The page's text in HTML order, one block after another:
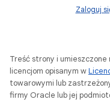
Zaloguj
Treść strony i
licencjom opisanym w
towarowymi lub
firmy Oracle lub jej